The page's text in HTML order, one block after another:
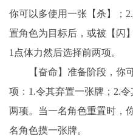
你可以多使用一张【杀】；
置角色为目标后，或被【闪
1点体力然后选择前两项。
【奋命】准备阶段，你
项：1.令其弃置一张牌；2.
两项。当一名角色重置时，
名角色摸一张牌。